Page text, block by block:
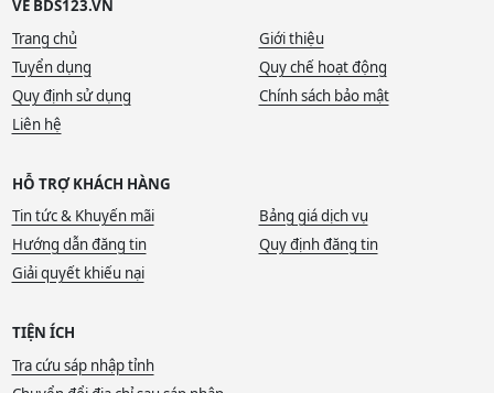
VỀ BDS123.VN
Trang chủ
Giới thiệu
Tuyển dụng
Quy chế hoạt động
Quy định sử dụng
Chính sách bảo mật
Liên hệ
HỖ TRỢ KHÁCH HÀNG
Tin tức & Khuyến mãi
Bảng giá dịch vụ
Hướng dẫn đăng tin
Quy định đăng tin
Giải quyết khiếu nại
TIỆN ÍCH
Tra cứu sáp nhập tỉnh